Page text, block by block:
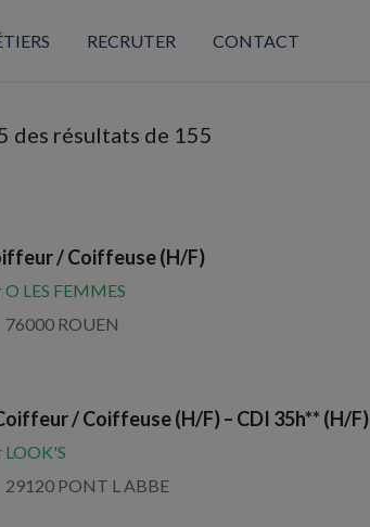
RECRUTER CONTACT
des résultats de 155
/ Coiffeuse (H/F)
O LES FEMMES
76000 ROUEN
/ Coiffeuse (H/F) – CDI 35h** (H/F)
LOOK'S
29120 PONT L ABBE